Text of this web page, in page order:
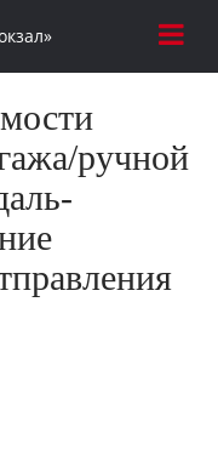
ручной